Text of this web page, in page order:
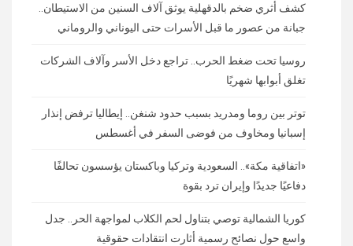
كشف أثري ضخم بالدقهلية يوثق آلاف السنين من الاستيطان..
جبانة من عصور ما قبل الأسرات حتى اليوناني والروماني
روسيا تحت ضغط الحرب.. تراجع دخل الأسر وآلاف الشركات
تغلق أبوابها شهريًا
توتر بين روما ومدريد بسبب حدود شنغن.. إيطاليا ترفض إنذار
إسبانيا ومخاوف من فوضى السفر في أغسطس
«اتفاقية مكة».. السعودية وتركيا وباكستان يؤسسون تحالفًا
دفاعيًا جديدًا وإيران ترد بقوة
كوريا الشمالية توصي بتناول لحم الكلاب لمواجهة الحر.. جدل
واسع حول نصائح رسمية أثارت انتقادات حقوقية